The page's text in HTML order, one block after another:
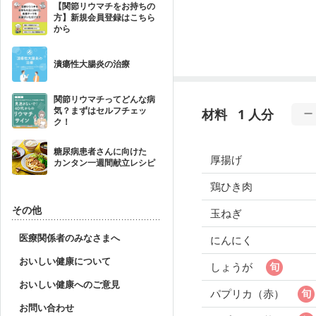
【関節リウマチをお持ちの
方】新規会員登録はこちら
から
潰瘍性大腸炎の治療
関節リウマチってどんな病
気？まずはセルフチェッ
ク！
糖尿病患者さんに向けた
カンタン一週間献立レシピ
その他
医療関係者のみなさまへ
おいしい健康について
おいしい健康へのご意見
お問い合わせ
材料 1 人分
厚揚げ
鶏ひき肉
玉ねぎ
にんにく
しょうが
パプリカ（赤）